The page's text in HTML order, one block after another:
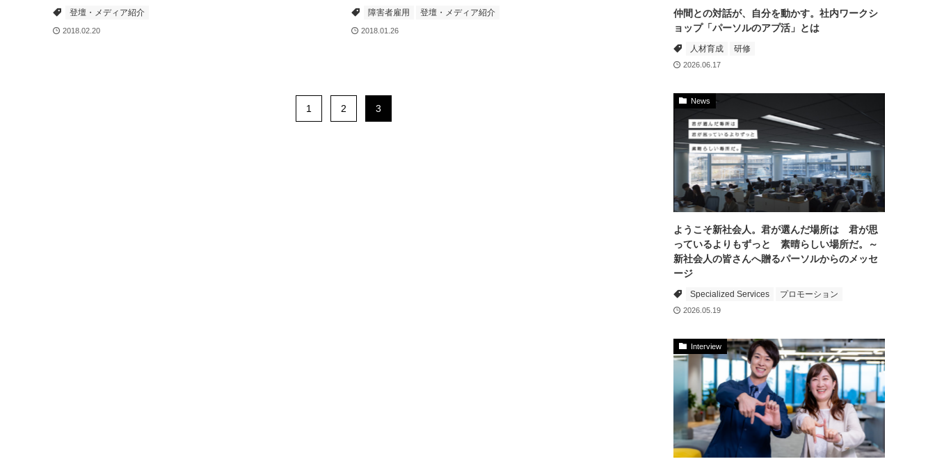
登壇・メディア紹介
2018.02.20
障害者雇用 登壇・メディア紹介
2018.01.26
1 2 3
仲間との対話が、自分を動かす。社内ワークシ
ョップ「パーソルのアプ活」とは
人材育成 研修
2026.06.17
News
ようこそ新社会人。君が選んだ場所は 君が思
っているよりもずっと 素晴らしい場所だ。～
新社会人の皆さんへ贈るパーソルからのメッセ
ージ
Specialized Services プロモーション
2026.05.19
Interview